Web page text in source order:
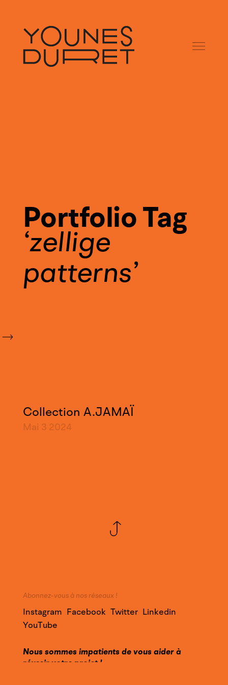
Portfolio Tag
zellige
patterns
Collection A.JAMAÏ
Mai 3 2024
Abonnez-vous à nos réseaux !
Instagram Facebook Twitter Linkedin
YouTube
Nous sommes impatients de vous aider à
réussir votre projet !